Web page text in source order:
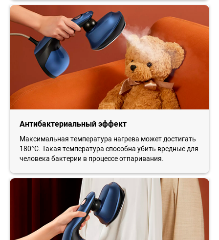
Антибактериальный эффект
Максимальная температура нагрева может достигать
180°C. Такая температура способна убить вредные для
человека бактерии в процессе отпаривания.